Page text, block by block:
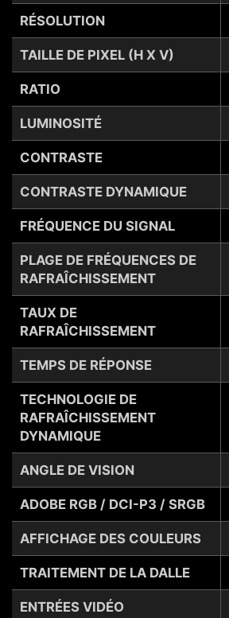
RÉSOLUTION
TAILLE DE PIXEL (H X V)
RATIO
LUMINOSITÉ
CONTRASTE
CONTRASTE DYNAMIQUE
FRÉQUENCE DU SIGNAL
PLAGE DE FRÉQUENCES DE
RAFRAÎCHISSEMENT
TAUX DE
RAFRAÎCHISSEMENT
TEMPS DE RÉPONSE
TECHNOLOGIE DE
RAFRAÎCHISSEMENT
DYNAMIQUE
ANGLE DE VISION
ADOBE RGB / DCI-P3 / SRGB
AFFICHAGE DES COULEURS
TRAITEMENT DE LA DALLE
ENTRÉES VIDÉO